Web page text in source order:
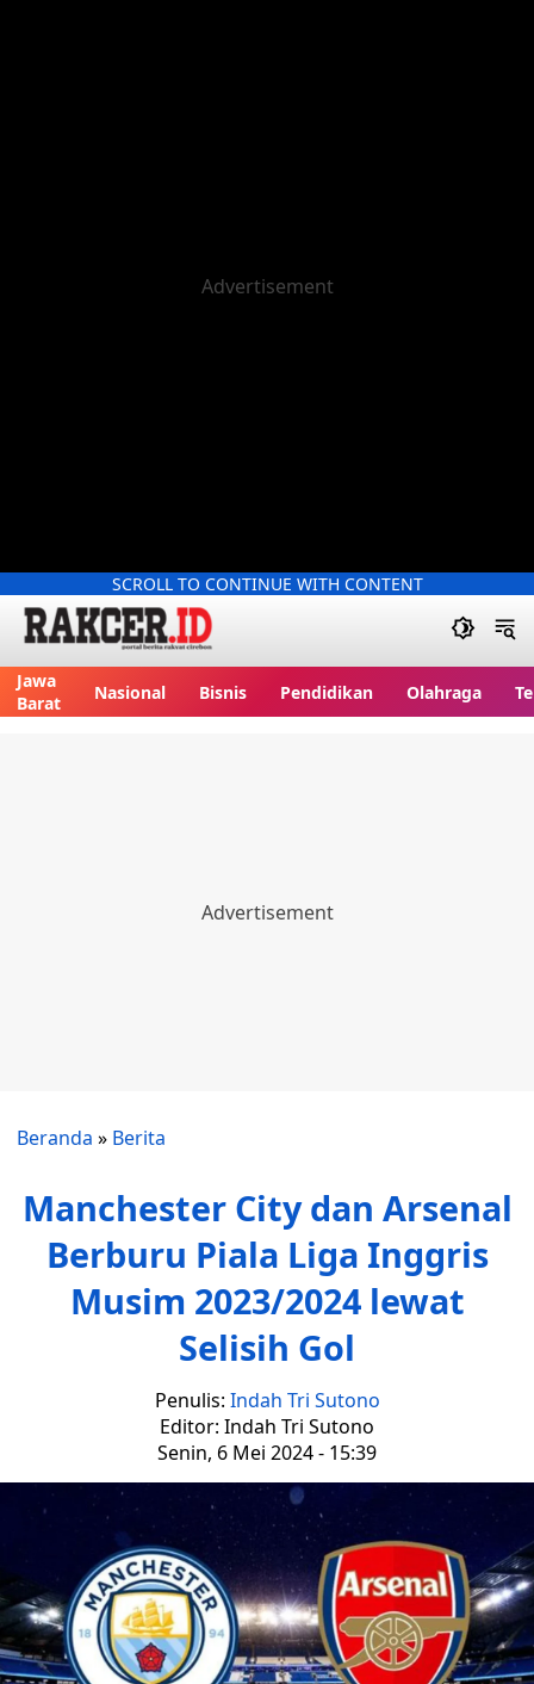
SCROLL TO CONTINUE WITH CONTENT
Jawa
Barat
Nasional Bisnis Pendidikan Olahraga
Beranda » Berita
Manchester City dan Arsenal
Berburu Piala Liga Inggris
Musim 2023/2024 lewat
Selisih Gol
Penulis: Indah Tri Sutono
Editor: Indah Tri Sutono
Senin, 6 Mei 2024 - 15:39